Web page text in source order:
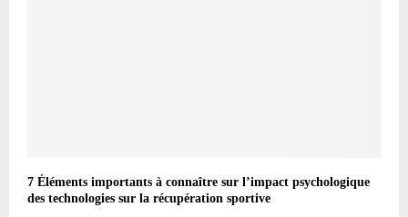
7 Éléments importants à connaître sur l’impact psychologique
des technologies sur la récupération sportive